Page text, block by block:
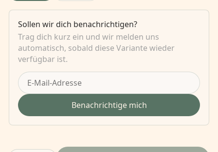
Sollen wir dich benachrichtigen?
Trag dich kurz ein und wir melden uns
automatisch, sobald diese Variante wieder
verfügbar ist.
Benachrichtige mich